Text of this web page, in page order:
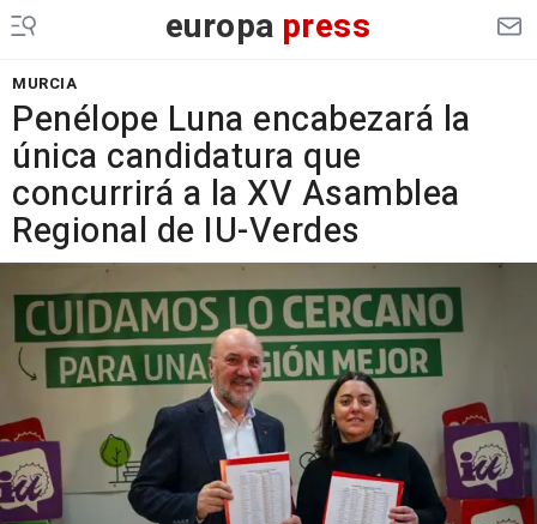
europa press
MURCIA
Penélope Luna encabezará la
única candidatura que
concurrirá a la XV Asamblea
Regional de IU-Verdes